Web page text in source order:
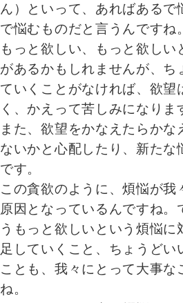
ん）といって、あればあるで
で悩むものだと言うんですね。
もっと欲しい、もっと欲しい
があるかもしれませんが、ち
ていくことがなければ、欲望
く、かえって苦しみになりま
また、欲望をかなえたらかな
ないかと心配したり、新たな
です。
この貪欲のように、煩悩が我
原因となっているんですね。
うもっと欲しいという煩悩に
足していくこと、ちょうどい
ことも、我々にとって大事な
ね。